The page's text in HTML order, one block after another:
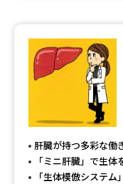
肝臓が持つ多彩な働
「ミニ肝臓」で生体
「生体模倣システ